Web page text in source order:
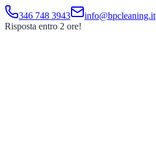
346 748 3943
info@bpcleaning.it
Risposta entro 2 ore!